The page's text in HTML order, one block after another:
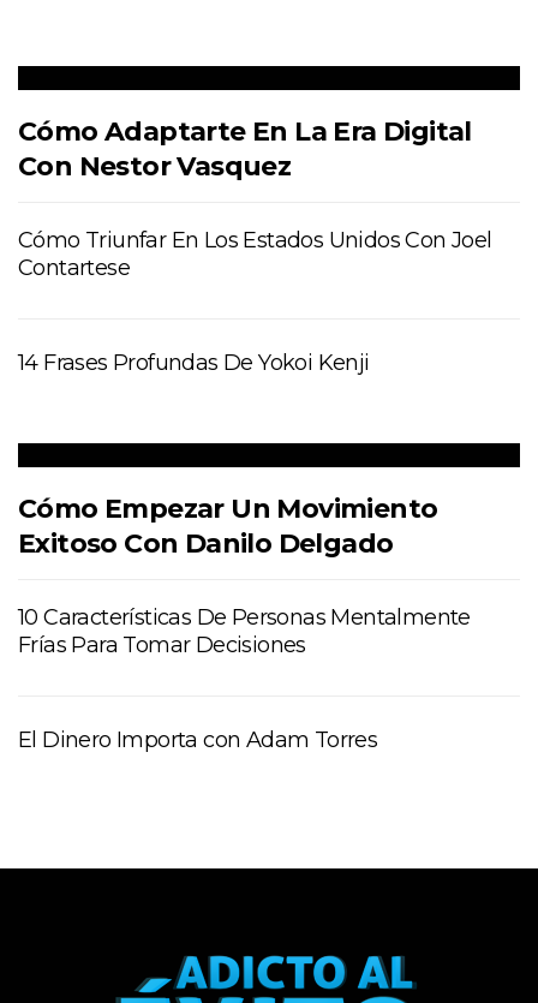
Cómo Adaptarte En La Era Digital
Con Nestor Vasquez
Cómo Triunfar En Los Estados Unidos Con Joel
Contartese
14 Frases Profundas De Yokoi Kenji
Cómo Empezar Un Movimiento
Exitoso Con Danilo Delgado
10 Características De Personas Mentalmente
Frías Para Tomar Decisiones
El Dinero Importa con Adam Torres